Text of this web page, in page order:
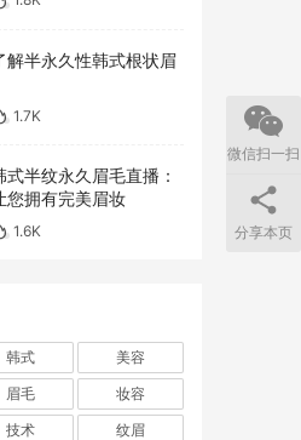
解半永久性韩式根状眉
1.7K
式半纹永久眉毛直播：
您拥有完美眉妆
1.6K
韩式
美容
眉毛
妆容
技术
纹眉
微信扫一扫
分享本页